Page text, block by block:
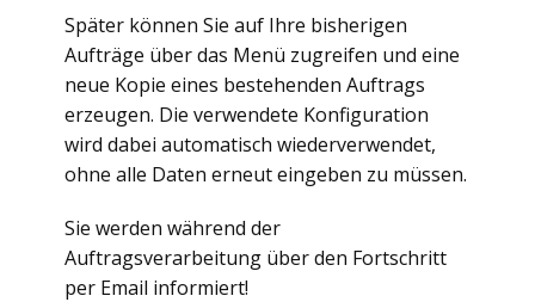
Später können Sie auf Ihre bisherigen
Aufträge über das Menü zugreifen und eine
neue Kopie eines bestehenden Auftrags
erzeugen. Die verwendete Konfiguration
wird dabei automatisch wiederverwendet,
ohne alle Daten erneut eingeben zu müssen.
Sie werden während der
Auftragsverarbeitung über den Fortschritt
per Email informiert!